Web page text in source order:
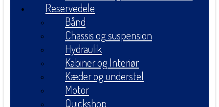
Reservedele
Bånd
Chassis og suspension
Hydraulik
Kabiner og Interiør
Kæder og understel
Motor
Quickshop